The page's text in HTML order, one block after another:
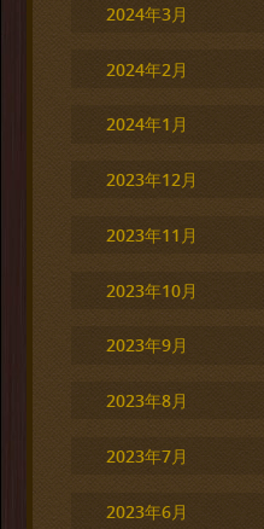
2024年3月
2024年2月
2024年1月
2023年12月
2023年11月
2023年10月
2023年9月
2023年8月
2023年7月
2023年6月